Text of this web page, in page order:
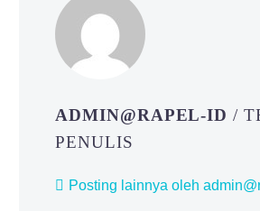
ADMIN@RAPEL-ID/
PENULIS
Posting lainnya oleh